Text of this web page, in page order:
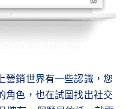
營銷世界有一些認識，您
角色，也在試圖找出社交